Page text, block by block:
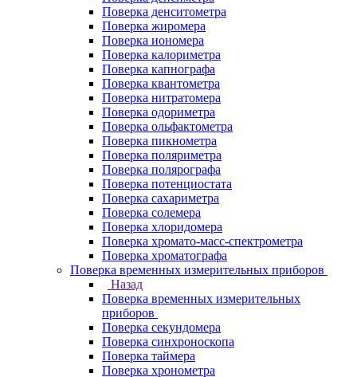
Поверка денситометра
Поверка жиромера
Поверка иономера
Поверка калориметра
Поверка капнографа
Поверка квантометра
Поверка нитратомера
Поверка одориметра
Поверка ольфактометра
Поверка пикнометра
Поверка поляриметра
Поверка полярографа
Поверка потенциостата
Поверка сахариметра
Поверка солемера
Поверка хлоридомера
Поверка хромато-масс-спектрометра
Поверка хроматографа
Поверка временных измерительных приборов
Назад
Поверка временных измерительных
приборов
Поверка секундомера
Поверка синхроноскопа
Поверка таймера
Поверка хронометра